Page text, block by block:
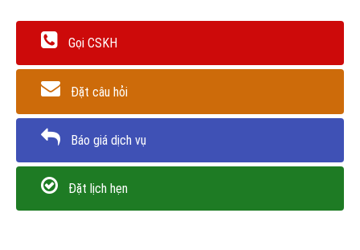
Gọi CSKH
Đặt câu hỏi
Báo giá dịch vụ
Đặt lịch hẹn